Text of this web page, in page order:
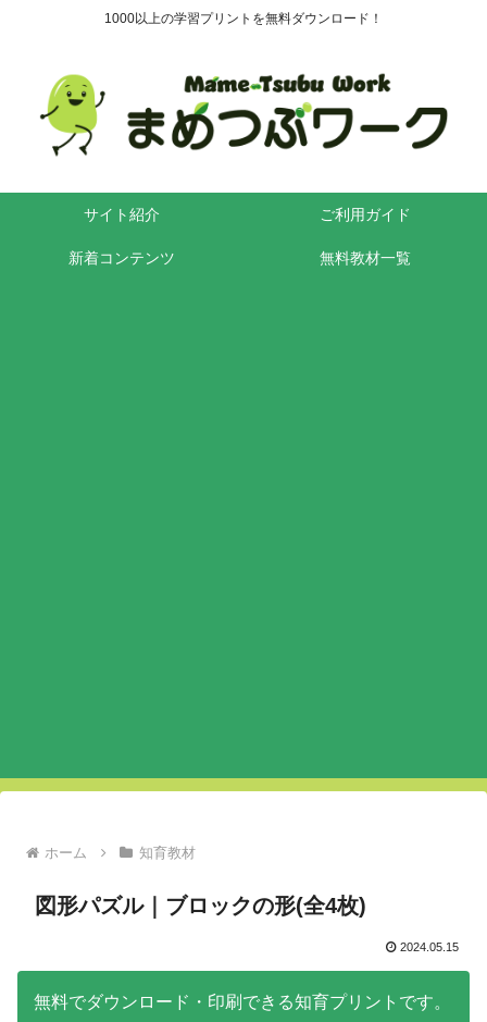
1000以上の学習プリントを無料ダウンロード！
サイト紹介 ご利用ガイド
新着コンテンツ 無料教材一覧
ホーム 知育教材
図形パズル｜ブロックの形(全4枚)
2024.05.15
無料でダウンロード・印刷できる知育プリントです。